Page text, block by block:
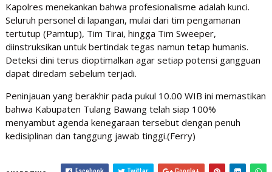
Kapolres menekankan bahwa profesionalisme adalah kunci.
Seluruh personel di lapangan, mulai dari tim pengamanan
tertutup (Pamtup), Tim Tirai, hingga Tim Sweeper,
diinstruksikan untuk bertindak tegas namun tetap humanis.
Deteksi dini terus dioptimalkan agar setiap potensi gangguan
dapat diredam sebelum terjadi.
Peninjauan yang berakhir pada pukul 10.00 WIB ini memastikan
bahwa Kabupaten Tulang Bawang telah siap 100%
menyambut agenda kenegaraan tersebut dengan penuh
kedisiplinan dan tanggung jawab tinggi.(Ferry)